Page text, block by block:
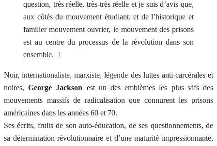
question, très réelle, très-très réelle et je suis d’avis que,
aux côtés du mouvement étudiant, et de l’historique et
familier mouvement ouvrier, le mouvement des prisons
est au centre du processus de la révolution dans son
ensemble. 1
Noir, internationaliste, marxiste, légende des luttes anti-carcérales et
noires,George Jackson est un des emblèmes les plus vifs des
mouvements massifs de radicalisation que connurent les prisons
américaines dans les années 60 et 70.
Ses écrits, fruits de son auto-éducation, de ses questionnements, de
sa détermination révolutionnaire et d’une maturité impressionnante,